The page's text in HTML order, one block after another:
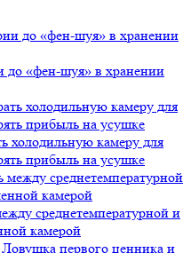
«фен-шуя» в хранении
холодильную камеру для
прибыль на усушке
среднетемпературной и
камерой